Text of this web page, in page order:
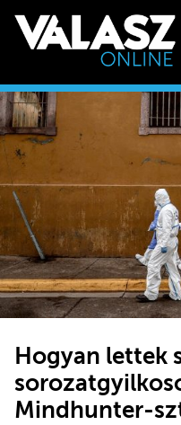
Hogyan lettek
Mindhunter-